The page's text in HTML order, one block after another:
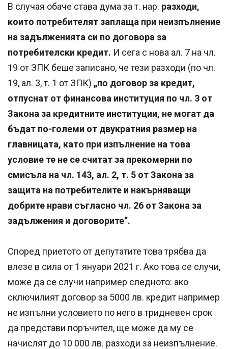
В случая обаче става дума за т. нар. разходи,
които потребителят заплаща при неизпълнение
на задълженията си по договора за
потребителски кредит. И сега с нова ал. 7 на чл.
19 от ЗПК беше записано, че тези разходи (по чл.
19, ал. 3, т. 1 от ЗПК) „по договор за кредит,
отпуснат от финансова институция по чл. 3 от
Закона за кредитните институции, не могат да
бъдат по-големи от двукратния размер на
главницата, като при изпълнение на това
условие те не се считат за прекомерни по
смисъла на чл. 143, ал. 2, т. 5 от Закона за
защита на потребителите и накърняващи
добрите нрави съгласно чл. 26 от Закона за
задължения и договорите“.
Според приетото от депутатите това трябва да
влезе в сила от 1 януари 2021 г. Ако това се случи,
може да се случи например следното: ако
сключилият договор за 5000 лв. кредит например
не изпълни условието по него в тридневен срок
да представи поръчител, ще може да му се
начислят до 10 000 лв. разходи за неизпълнение.